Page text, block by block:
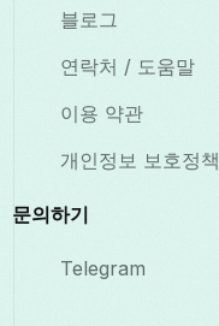
블로그
연락처 / 도움말
이용 약관
개인정보 보호정책
문의하기
Telegram